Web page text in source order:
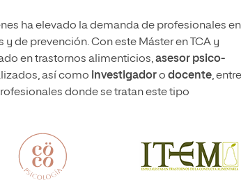
ha elevado la demanda de profesionales
de prevención. Con este Máster en TCA y
en trastornos alimenticios,asesor psico-
así como investigadoro docente, entre
donde se tratan este tipo